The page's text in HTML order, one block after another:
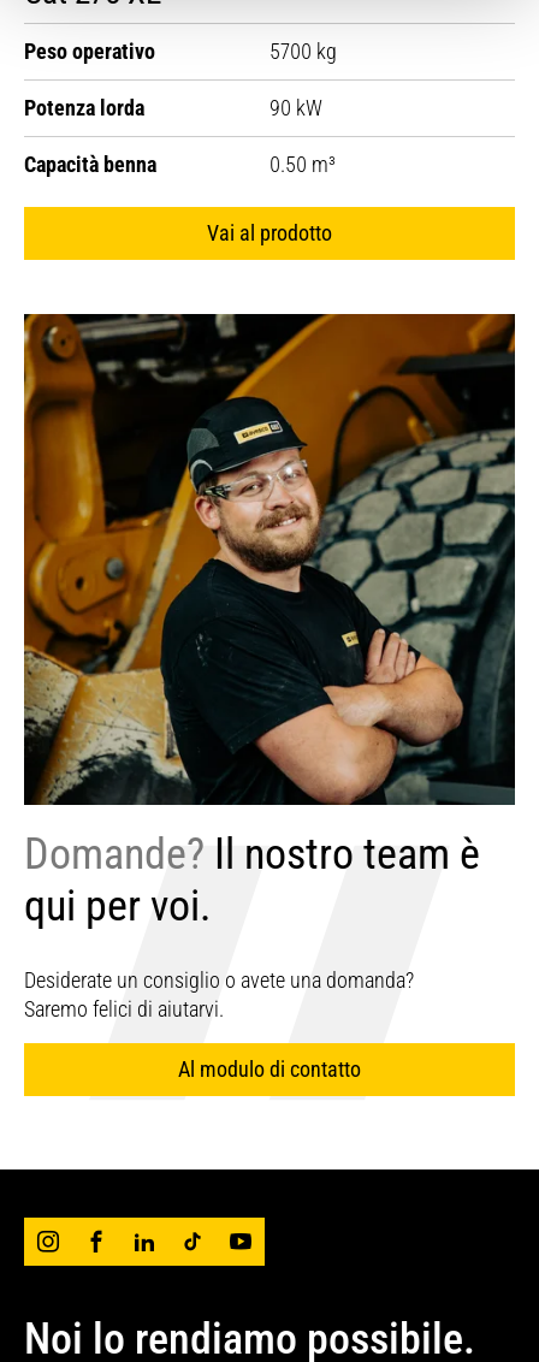
Peso operativo 5700 kg
Potenza lorda 90 kW
Capacità benna 0.50 m³
Vai al prodotto
Domande? Il nostro team è
qui per voi.
Desiderate un consiglio o avete una domanda?
Saremo felici di aiutarvi.
Al modulo di contatto
Noi lo rendiamo possibile.